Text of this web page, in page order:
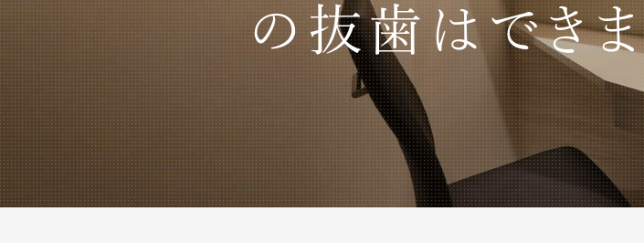
の抜歯はでき